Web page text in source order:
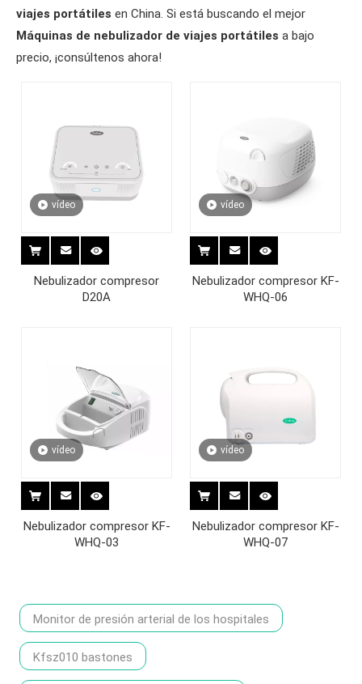
viajes portátiles en China. Si está buscando el mejor
Máquinas de nebulizador de viajes portátiles a bajo
precio, ¡consúltenos ahora!
vídeo
Nebulizador compresor
D20A
vídeo
Nebulizador compresor KF-
WHQ-06
vídeo
Nebulizador compresor KF-
WHQ-03
vídeo
Nebulizador compresor KF-
WHQ-07
Monitor de presión arterial de los hospitales
Kfsz010 bastones